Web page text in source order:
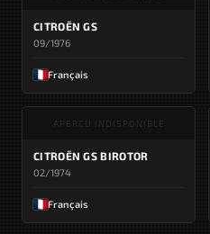
CITROËN GS
09/1976
Français
APERÇU INDISPONIBLE
CITROËN GS BIROTOR
02/1974
Français